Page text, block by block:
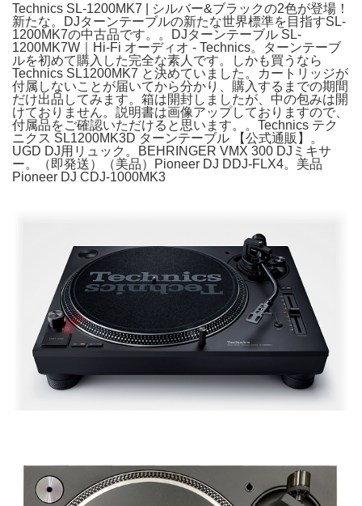
Technics SL-1200MK7 | シルバー&ブラックの2色が登場！
新たな。DJターンテーブルの新たな世界標準を目指すSL-
1200MK7の中古品です。。DJターンテーブル SL-
1200MK7W｜Hi-Fi オーディオ - Technics。ターンテーブ
ルを初めて購入した完全な素人です。しかも買うなら
Technics SL1200MK7 と決めていました。カートリッジが
付属しないことが届いてから分かり、購入するまでの期間
だけ出品してみます。箱は開封しましたが、中の包みは開
けておりません。説明書は画像アップしておりますので、
付属品をご確認いただけると思います。。Technics テク
ニクス SL1200MK3D ターンテーブル 【公式通販】。
UGD DJ用リュック。BEHRINGER VMX 300 DJミキサ
ー。（即発送）（美品）Pioneer DJ DDJ-FLX4。美品
Pioneer DJ CDJ-1000MK3